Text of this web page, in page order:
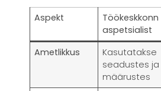
Aspekt
Töökeskkonn
aspetsialist
Ametlikkus
Kasutatakse
seadustes ja
määrustes